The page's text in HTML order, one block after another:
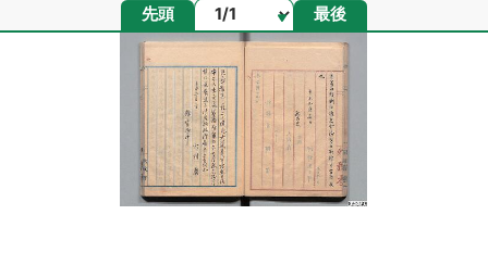
先頭 ページ 最後